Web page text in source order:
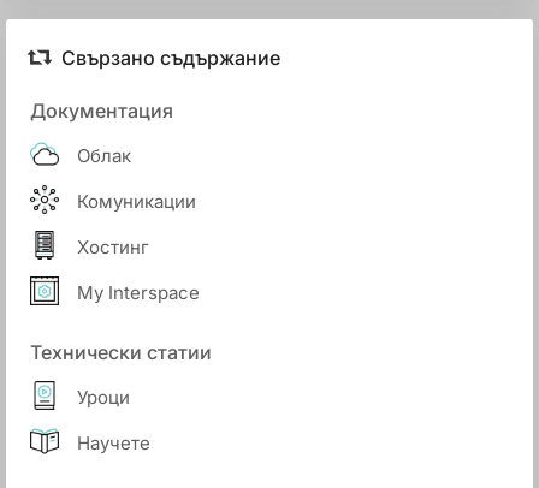
Свързано съдържание
Документация
Облак
Комуникации
Хостинг
My Interspace
Технически статии
Уроци
Научете